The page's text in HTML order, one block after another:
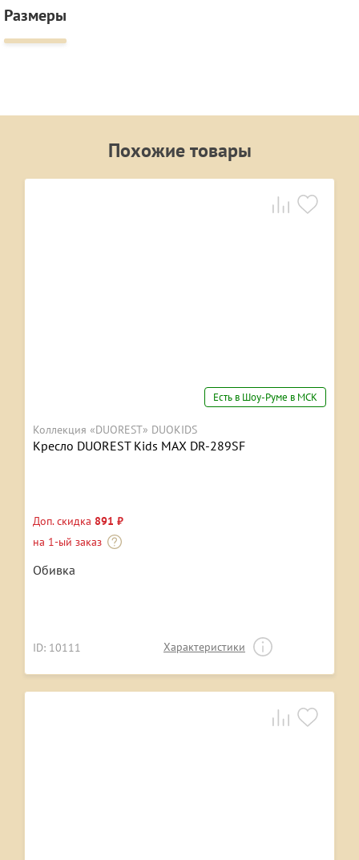
Размеры
Похожие товары
Есть в Шоу-Руме в МСК
Коллекция «DUOREST» DUOKIDS
Кресло DUOREST Kids MAX DR-289SF
Доп. скидка 891 ₽
на 1-ый заказ
Обивка
ID: 10111 Характеристики